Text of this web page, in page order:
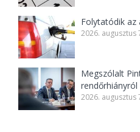
Folytatódik az
2026. augusztus
Megszólalt
rendőrhiányról
2026. augusztus